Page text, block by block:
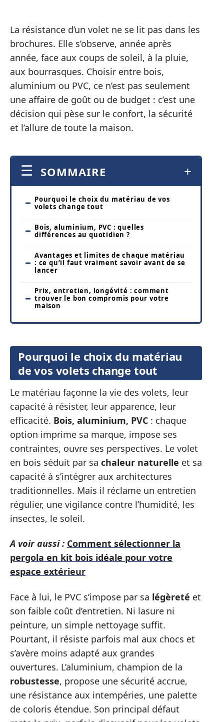
La résistance d’un volet ne se lit pas dans les
brochures. Elle s’observe, année après
année, face aux coups de soleil, à la pluie,
aux bourrasques. Choisir entre bois,
aluminium ou PVC, ce n’est pas seulement
une affaire de goût ou de budget : c’est une
décision qui pèse sur le confort, la sécurité
et l’allure de toute la maison.
SOMMAIRE
Pourquoi le choix du matériau de vos
volets change tout
Bois, aluminium, PVC : quelles
différences au quotidien ?
Avantages et limites de chaque matériau
: ce qu’il faut vraiment savoir avant de se
lancer
Prix, entretien, longévité : comment
trouver le bon compromis pour votre
maison
Pourquoi le choix du matériau
de vos volets change tout
Le matériau façonne la vie des volets, leur
capacité à résister, leur apparence, leur
efficacité. Bois, aluminium, PVC : chaque
option imprime sa marque, impose ses
contraintes, ouvre ses perspectives. Le volet
en bois séduit par sa chaleur naturelle et sa
capacité à s’intégrer aux architectures
traditionnelles. Mais il réclame un entretien
régulier, une vigilance contre l’humidité, les
insectes, le soleil.
A voir aussi : Comment sélectionner la
pergola en kit bois idéale pour votre
espace extérieur
Face à lui, le PVC s’impose par sa légèreté et
son faible coût d’entretien. Ni lasure ni
peinture, un simple nettoyage suffit.
Pourtant, il résiste parfois mal aux chocs et
s’avère moins adapté aux grandes
ouvertures. L’aluminium, champion de la
robustesse, propose une sécurité accrue,
une résistance aux intempéries, une palette
de coloris étendue. Son principal défaut